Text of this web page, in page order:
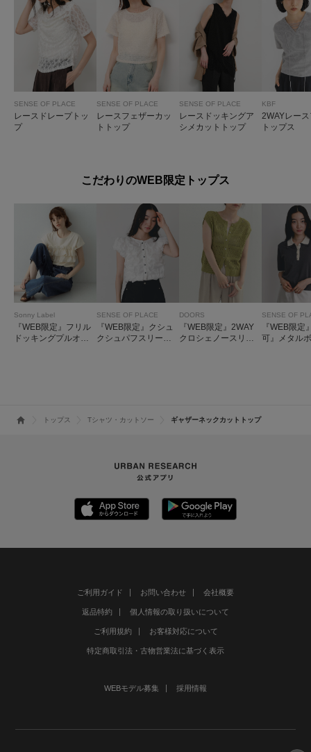
SENSE OF PLACE
レースドレープトッ
プ
SENSE OF PLACE
レースフェザーカッ
トトップ
SENSE OF PLACE
レースドッキングア
シメカットトップ
KBF
2WAYレー
トップス
こだわりのWEB限定トップス
Sonny Label
『WEB限定』フリル
ドッキングプルオー
SENSE OF PLACE
『WEB限定』クシュ
クシュパフスリーブ
DOORS
『WEB限定』2WAY
クロシェノースリー
SENSE OF
『WEB限定
可』メタル
トップス Tシャツ・カットソー ギャザーネックカットトップ
ご利用ガイド お問い合わせ 会社概要
返品特約 個人情報の取り扱いについて
ご利用規約 お客様対応について
特定商取引法・古物営業法に基づく表示
WEBモデル募集 採用情報